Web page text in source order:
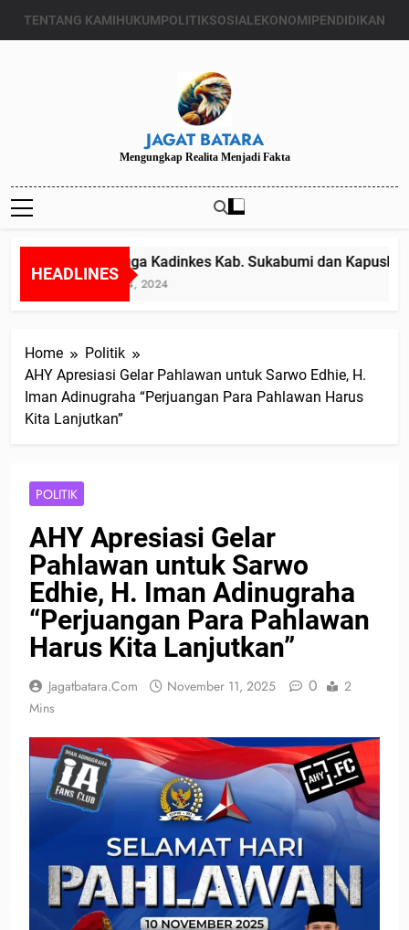
TENTANG KAMIHUKUMPOLITIKSOSIALEKONOMIPENDIDIKAN
JAGAT BATARA
Mengungkap Realita Menjadi Fakta
HEADLINES
Diduga Kadinkes Kab. Sukabumi dan
Juli 24, 2024
Home
Politik
AHY Apresiasi Gelar Pahlawan untuk Sarwo Edhie, H.
Iman Adinugraha “Perjuangan Para Pahlawan Harus
Kita Lanjutkan”
POLITIK
AHY Apresiasi Gelar
Pahlawan untuk Sarwo
Edhie, H. Iman Adinugraha
“Perjuangan Para Pahlawan
Harus Kita Lanjutkan”
Jagatbatara.com November 11, 2025 0
2
Mins